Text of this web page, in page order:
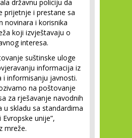
državnu policiju da
prijetnje i prestane sa
novinara i korisnika
koji izvještavaju o
interesa.
suštinske uloge
informacija iz
i informisanju javnosti.
na poštovanje
za rješavanje navodnih
u skladu sa standardima
unije”,
mreže.